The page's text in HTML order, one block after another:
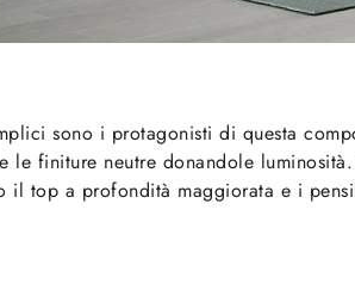
sono i protagonisti di questa
le finiture neutre donandole
il top a profondità maggiorata e i